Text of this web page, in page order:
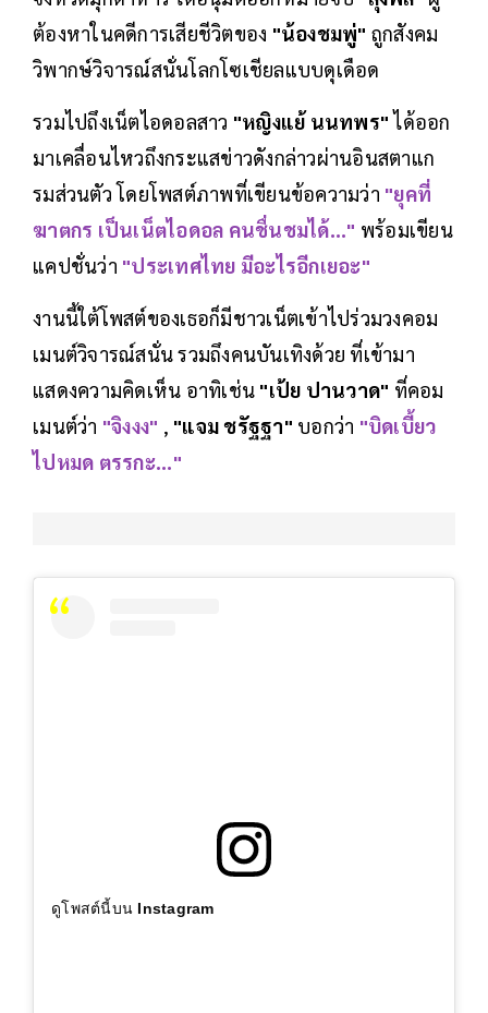
ต้องหาในคดีการเสียชีวิตของ "น้องชมพู่" ถูกสังคม
วิพากษ์วิจารณ์สนั่นโลกโซเชียลแบบดุเดือด
รวมไปถึงเน็ตไอดอลสาว "หญิงแย้ นนทพร"ได้ออก
มาเคลื่อนไหวถึงกระแสข่าวดังกล่าวผ่านอินสตาแก
รมส่วนตัว โดยโพสต์ภาพที่เขียนข้อความว่า "ยุคที่
ฆาตกร เป็นเน็ตไอดอล คนชื่นชมได้..." พร้อมเขียน
แคปชั่นว่า "ประเทศไทย มีอะไรอีกเยอะ"
งานนี้ใต้โพสต์ของเธอก็มีชาวเน็ตเข้าไปร่วมวงคอม
เมนต์วิจารณ์สนั่น รวมถึงคนบันเทิงด้วย ที่เข้ามา
แสดงความคิดเห็น อาทิเช่น "เป้ย ปานวาด" ที่คอม
เมนต์ว่า "จิงงง" , "แจม ชรัฐฐา" บอกว่า "บิดเบี้ยว
ไปหมด ตรรกะ..."
ดูโพสต์นี้บน Instagram